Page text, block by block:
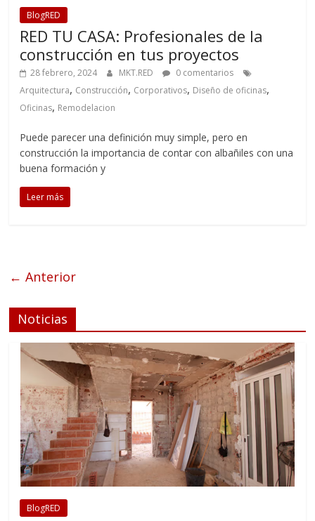
BlogRED
RED TU CASA: Profesionales de la
construcción en tus proyectos
28 febrero, 2024 MKT.RED
0 comentarios
Arquitectura, Construcción, Corporativos, Diseño de oficinas,
Oficinas, Remodelacion
Puede parecer una definición muy simple, pero en
construcción la importancia de contar con albañiles con una
buena formación y
Leer más
← Anterior
Noticias
BlogRED